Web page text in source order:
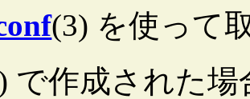
(3) を使って
で作成された